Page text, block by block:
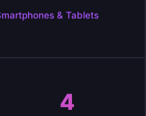
& Tablets
4